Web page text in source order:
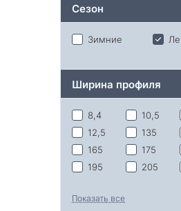
Сезон
Зимние
Ширина профиля
8,4 10,5
12,5
135
165
175
195
205
255
Показать все